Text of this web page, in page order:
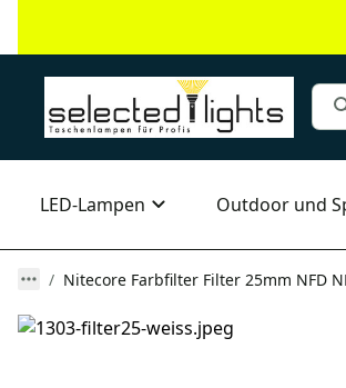
LED-Lampen Outdoor und
Nitecore Farbfilter Filter 25mm NFD